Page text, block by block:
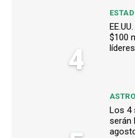
4
$100
Los 4
serán